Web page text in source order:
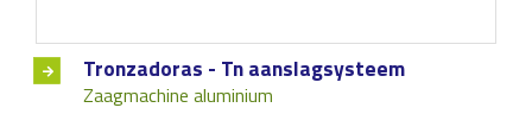
Tronzadoras - Tn aanslagsysteem
Zaagmachine aluminium